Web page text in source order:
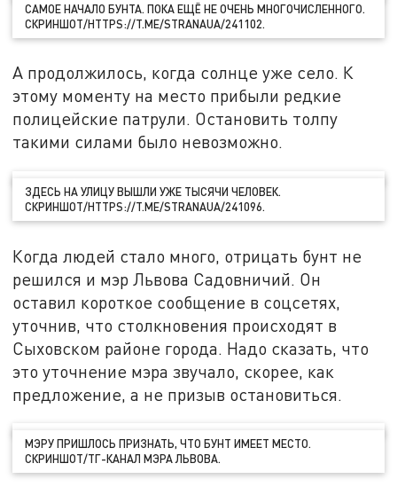
САМОЕ НАЧАЛО БУНТА. ПОКА ЕЩЁ НЕ ОЧЕНЬ МНОГОЧИСЛЕННОГО.
СКРИНШОТ/HTTPS://T.ME/STRANAUA/241102.
А продолжилось, когда солнце уже село. К
этому моменту на место прибыли редкие
полицейские патрули. Остановить толпу
такими силами было невозможно.
ЗДЕСЬ НА УЛИЦУ ВЫШЛИ УЖЕ ТЫСЯЧИ ЧЕЛОВЕК.
СКРИНШОТ/HTTPS://T.ME/STRANAUA/241096.
Когда людей стало много, отрицать бунт не
решился и мэр Львова Садовничий. Он
оставил короткое сообщение в соцсетях,
уточнив, что столкновения происходят в
Сыховском районе города. Надо сказать, что
это уточнение мэра звучало, скорее, как
предложение, а не призыв остановиться.
МЭРУ ПРИШЛОСЬ ПРИЗНАТЬ, ЧТО БУНТ ИМЕЕТ МЕСТО.
СКРИНШОТ/ТГ-КАНАЛ МЭРА ЛЬВОВА.